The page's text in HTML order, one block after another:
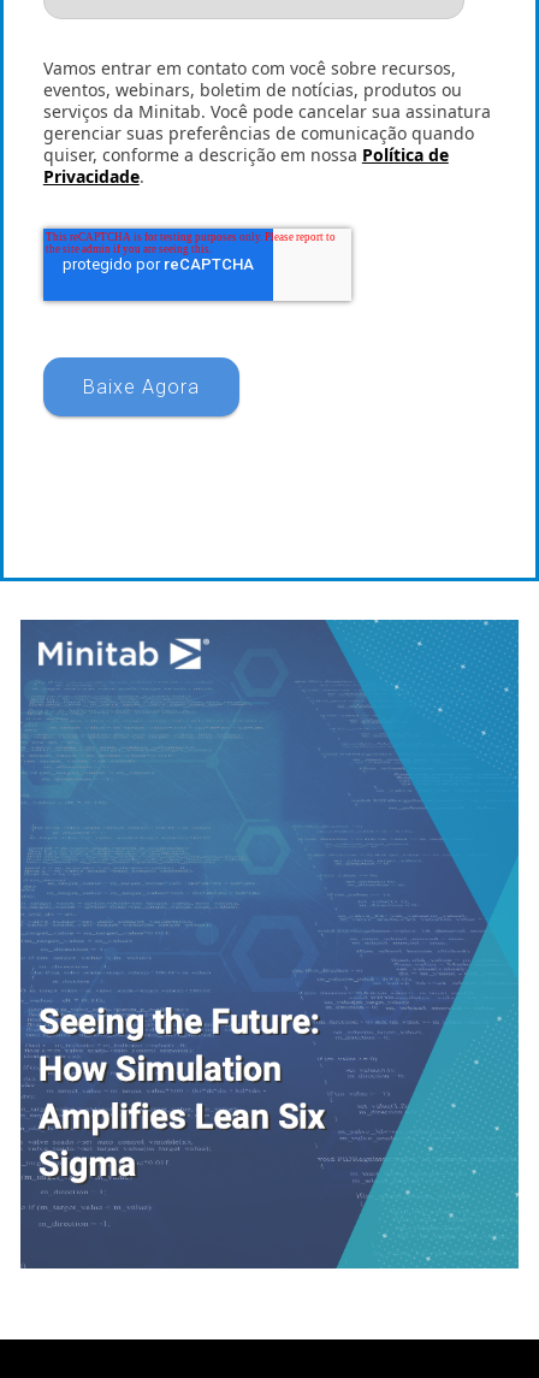
Vamos entrar em contato com você sobre recursos,
eventos, webinars, boletim de notícias, produtos ou
serviços da Minitab. Você pode cancelar sua assinatura
gerenciar suas preferências de comunicação quando
quiser, conforme a descrição em nossa Política de
Privacidade.